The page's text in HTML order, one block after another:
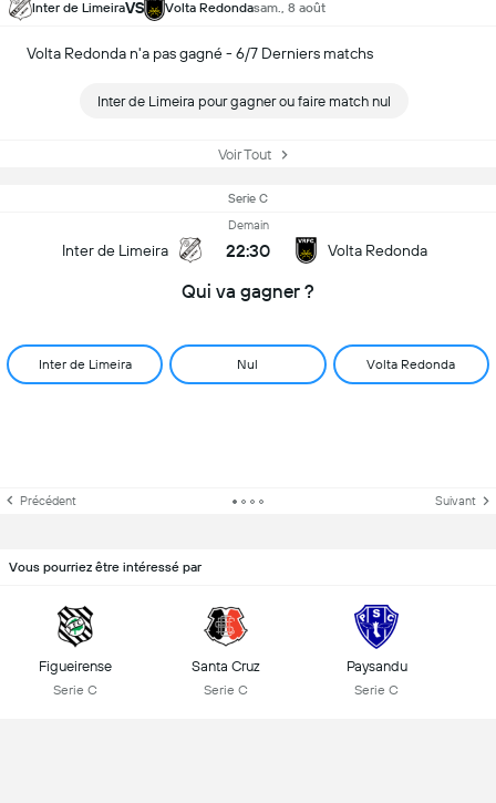
Inter de LimeiraVS Volta Redondasam., 8 août
Volta Redonda n'a pas gagné - 6/7 Derniers matchs
Inter de Limeira pour gagner ou faire match nul
Voir Tout
Serie C
Inter de Limeira
Demain
22:30 Volta Redonda
Qui va gagner ?
Inter de Limeira Nul Volta Redonda
Précédent Suivant
Vous pourriez être intéressé par
Figueirense
Serie C
Santa Cruz
Serie C
Paysandu
Serie C